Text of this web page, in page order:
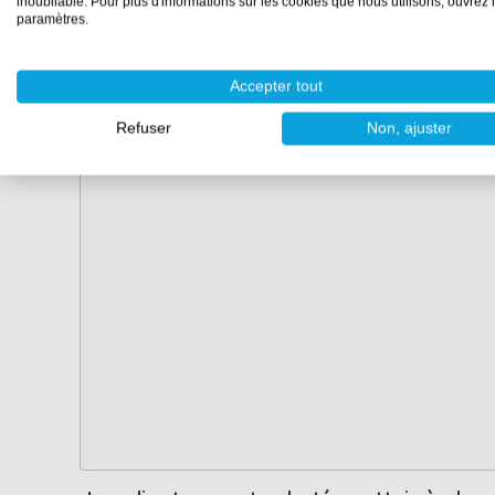
paramètres.
Accepter tout
Refuser Non, ajuster